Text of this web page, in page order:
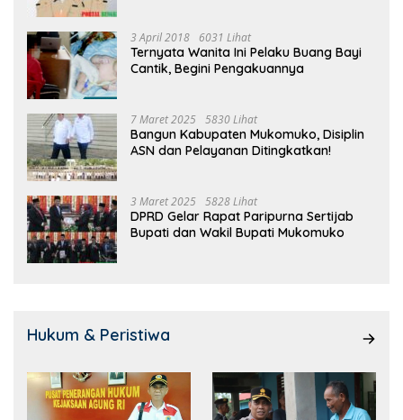
3 April 2018 6031 Lihat
Ternyata Wanita Ini Pelaku Buang Bayi
Cantik, Begini Pengakuannya
7 Maret 2025 5830 Lihat
Bangun Kabupaten Mukomuko, Disiplin
ASN dan Pelayanan Ditingkatkan!
3 Maret 2025 5828 Lihat
DPRD Gelar Rapat Paripurna Sertijab
Bupati dan Wakil Bupati Mukomuko
Hukum & Peristiwa